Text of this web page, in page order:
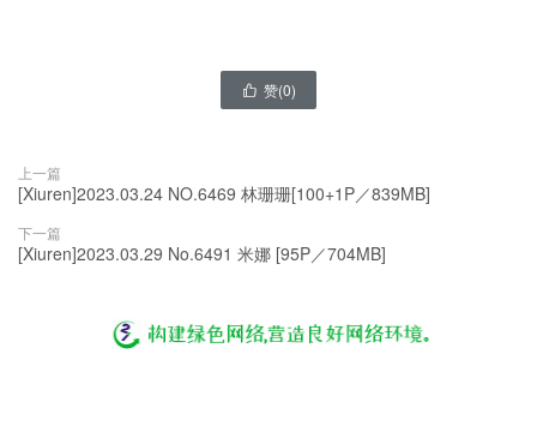
 赞(0)
上一篇
[Xiuren]2023.03.24 NO.6469 林珊珊[100+1P／839MB]
下一篇
[Xiuren]2023.03.29 No.6491 米娜 [95P／704MB]